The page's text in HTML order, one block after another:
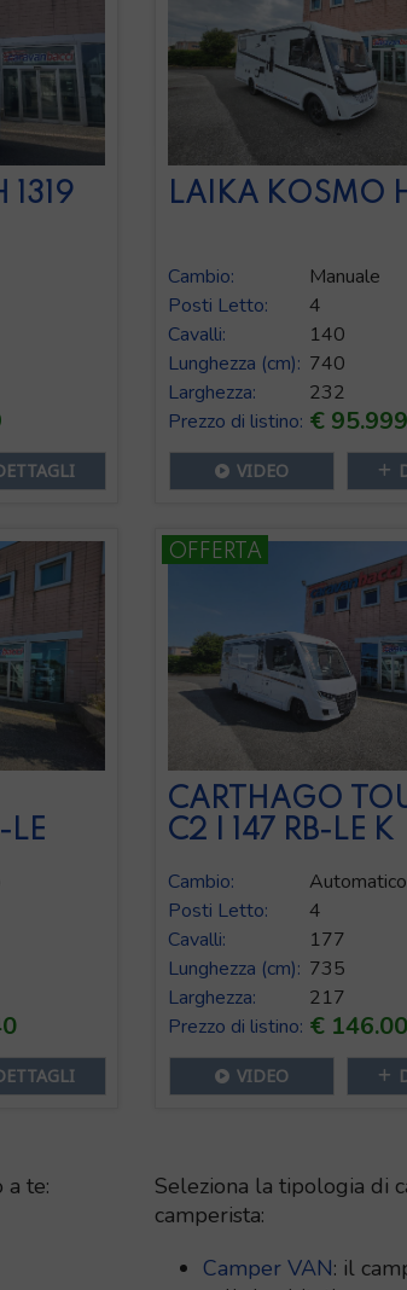
1319 LAIKA KOSMO
Cambio:
Manuale
Posti Letto:
4
Cavalli:
140
Lunghezza (cm): 740
Larghezza:
232
Prezzo di listino: € 95.999
VIDEO
LE
OFFERTA
CARTHAGO
C2 I 147 RB-LE K
Cambio:
Automatico
Posti Letto:
4
Cavalli:
177
Lunghezza (cm): 735
Larghezza:
217
Prezzo di listino: €
VIDEO
te:
Seleziona la tipologia di
camperista:
Camper VAN: il